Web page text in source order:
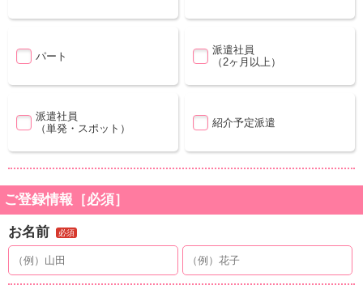
パート
派遣社員
（2ヶ月以上）
派遣社員
（単発・スポット）
紹介予定派遣
ご登録情報［必須］
お名前 必須